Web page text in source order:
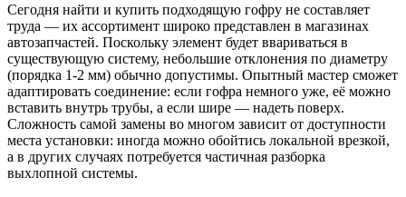
Сегодня найти и купить подходящую гофру не составляет
труда — их ассортимент широко представлен в магазинах
автозапчастей. Поскольку элемент будет ввариваться в
существующую систему, небольшие отклонения по диаметру
(порядка 1-2 мм) обычно допустимы. Опытный мастер сможет
адаптировать соединение: если гофра немного уже, её можно
вставить внутрь трубы, а если шире — надеть поверх.
Сложность самой замены во многом зависит от доступности
места установки: иногда можно обойтись локальной врезкой,
а в других случаях потребуется частичная разборка
выхлопной системы.